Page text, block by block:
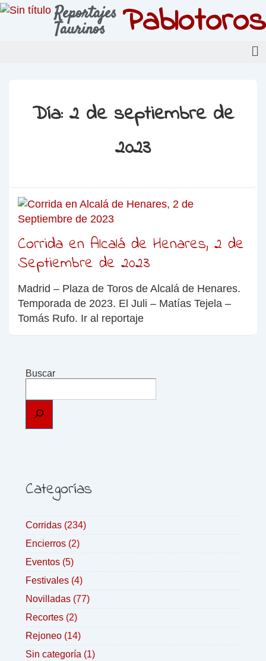
Reportajes
Taurinos Pablotoros
Día: 2 de septiembre de
2023
Corrida en Alcalá de Henares, 2 de
Septiembre de 2023
Madrid – Plaza de Toros de Alcalá de Henares.
Temporada de 2023. El Juli – Matías Tejela –
Tomás Rufo. Ir al reportaje
Buscar
Categorías
Corridas (234)
Encierros (2)
Eventos (5)
Festivales (4)
Novilladas (77)
Recortes (2)
Rejoneo (14)
Sin categoría (1)